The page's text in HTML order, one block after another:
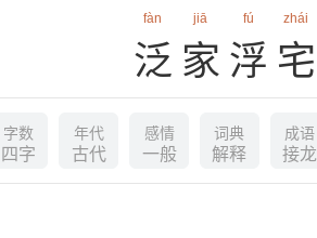
fàn jiā fú zhái
泛家浮宅
字数
四字
年代
古代
感情
一般
词典
解释
成语
接龙